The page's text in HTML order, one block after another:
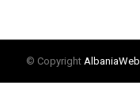
© Copyright AlbaniaWeb